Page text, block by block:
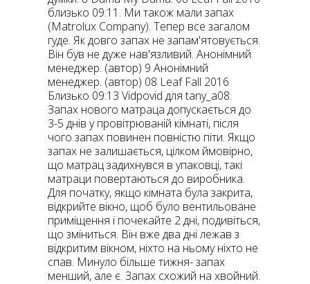
близько 09:11. Ми також мали запах
(Matrolux Company). Тепер все загалом
гуде. Як довго запах не запам'ятовується.
Він був не дуже нав'язливий. Анонімний
менеджер. (автор) 9 Анонімний
менеджер. (автор) 08 Leaf Fall 2016
Близько 09:13 Vidpovid для tany_a08.
Запах нового матраца допускається до
3-5 днів у провітрюваній кімнаті, після
чого запах повинен повністю піти. Якщо
запах не залишається, цілком ймовірно,
що матрац задихнувся в упаковці, такі
матраци повертаються до виробника.
Для початку, якщо кімната була закрита,
відкрийте вікно, щоб було вентильоване
приміщення і почекайте 2 дні, подивіться,
що зміниться. Він вже два дні лежав з
відкритим вікном, ніхто на ньому ніхто не
спав. Минуло більше тижня- запах
менший, але є. Запах схожий на хвойний.